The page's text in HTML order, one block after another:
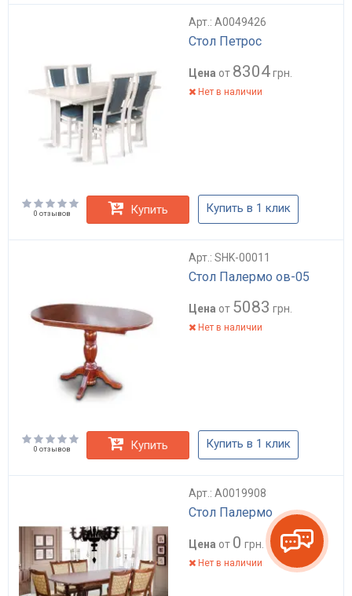
Арт.: А0049426
Стол Петрос
Цена от 8304грн.
Нет в наличии
0 отзывов Купить Купить в 1 клик
Арт.: SHK-00011
Стол Палермо ов-05
Цена от 5083 грн.
Нет в наличии
0 отзывов Купить Купить в 1 клик
Арт.: А0019908
Стол Палермо
Цена от 0 грн.
Нет в наличии